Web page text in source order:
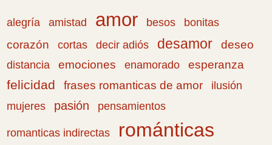
alegría amistad amor besos
bonitas
corazón
cortas decir adiós desamor deseo
distancia emociones enamorado esperanza
felicidad frases romanticas de amor
ilusión
mujeres
pasión pensamientos
romanticas indirectas románticas